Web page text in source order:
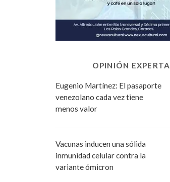
OPINIÓN EXPERTA
Eugenio Martínez: El pasaporte
venezolano cada vez tiene
menos valor
Vacunas inducen una sólida
inmunidad celular contra la
variante ómicron